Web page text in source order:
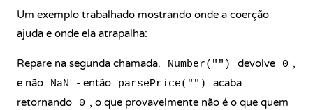
Um exemplo trabalhado mostrando onde a coerção
ajuda e onde ela atrapalha:
Repare na segunda chamada. Number("") devolve 0 ,
e não
NaN - então parsePrice("")
acaba
retornando
0 , o que provavelmente não é o que quem